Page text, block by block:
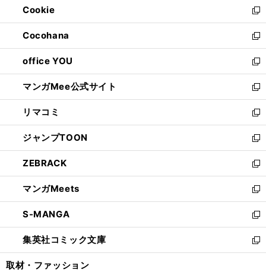
く
で
開
く
ド
ウ
で
開
く
ィ
ン
ド
ウ
で
開
く
Cookie
新
し
い
ウ
ィ
ン
ド
ウ
で
開
く
Cocohana
新
し
い
ウ
ィ
ン
ド
ウ
で
開
く
office YOU
新
し
い
ウ
ィ
ン
ド
ウ
で
開
く
マンガMee公式サイト
新
し
い
ウ
ィ
ン
ド
ウ
で
開
く
リマコミ
新
し
い
ウ
ィ
ン
ド
ウ
で
開
く
ジャンプTOON
新
し
い
ウ
ィ
ン
ド
ウ
で
開
ZEBRACK
新
し
い
ウ
ィ
ン
ド
ウ
マンガMeets
新
し
い
ウ
ィ
ン
S-MANGA
新
し
い
ウ
集英社コミック文庫
新
し
取材・ファッション